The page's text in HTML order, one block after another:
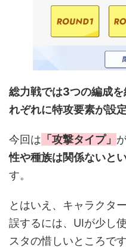
総力戦では3つの編成
れぞれに特攻要素が設
今回は 「攻撃タイプ」
性や種族は関係ないと
す。
とはいえ、キャラクタ
誤するには、UIが少し
スタの惜しいところです